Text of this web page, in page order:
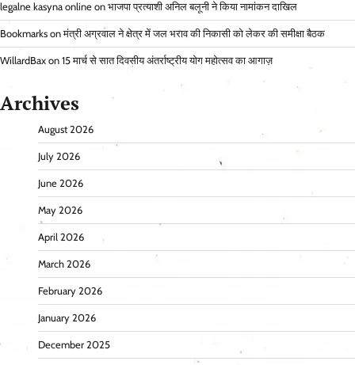
legalne kasyna online on भाजपा प्रत्याशी अनिल बलूनी ने किया नामांकन दाखिल
Bookmarks onमंत्री अग्रवाल ने क्षेत्र में जल भराव की निकासी को लेकर की समीक्षा बैठक
WillardBax on 15 मार्च से सात दिवसीय अंतर्राष्ट्रीय योग महोत्सव का आगाज़
Archives
August 2026
July 2026
June 2026
May 2026
April 2026
March 2026
February 2026
January 2026
December 2025